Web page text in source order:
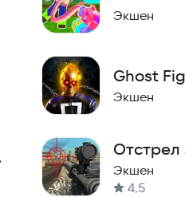
Экшен
Ghost
Games
Экшен
Отстрел
Экшен
4,5